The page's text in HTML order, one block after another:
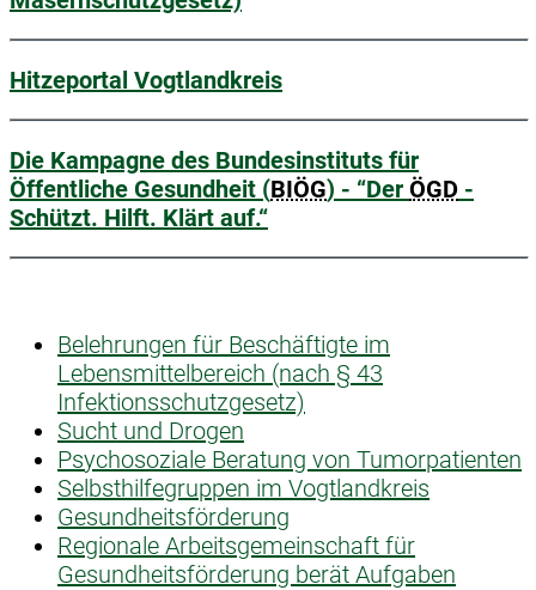
Hitzeportal Vogtlandkreis
Die Kampagne des Bundesinstituts für
Öffentliche Gesundheit (BIÖG) - “Der ÖGD -
Schützt. Hilft. Klärt auf.“
Belehrungen für Beschäftigte im
Lebensmittelbereich (nach § 43
Infektionsschutzgesetz)
Sucht und Drogen
Psychosoziale Beratung von Tumorpatienten
Selbsthilfegruppen im Vogtlandkreis
Gesundheitsförderung
Regionale Arbeitsgemeinschaft für
Gesundheitsförderung berät Aufgaben